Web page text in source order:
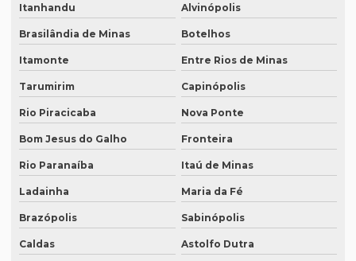
Legendagem em espanhol
Legendagem em inglês
Legendagem preço por minuto
Legendagem profissional
Legendagem rio de janeiro
Legendagem de vídeos
Locação de equipamentos para tradução simultânea
Locação sistema infravermelho para tradução simultânea
Itanhandu Alvinópolis
Brasilândia de Minas Botelhos
Itamonte Entre Rios de Minas
Tarumirim Capinópolis
Rio Piracicaba Nova Ponte
Bom Jesus do Galho Fronteira
Rio Paranaíba Itaú de Minas
Ladainha Maria da Fé
Brazópolis Sabinópolis
Caldas Astolfo Dutra